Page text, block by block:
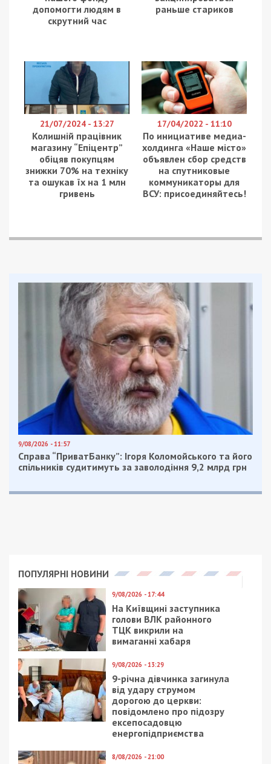
допомогти людям в
скрутний час
раньше стариков
21/07/2024 - 13:27
Колишній працівник
магазину “Епіцентр”
обіцяв покупцям
знижки 70% на техніку
та ошукав їх на 1 млн
гривень
17/04/2022 - 11:10
По инициативе медиа-
холдинга «Наше місто»
объявлен сбор средств
на спутниковые
коммуникаторы для
ВСУ: присоединяйтесь!
9/08/2026 - 11:57
Справа “ПриватБанку”: Ігоря Коломойського та його
спільників судитимуть за заволодіння 9,2 млрд грн
ПОПУЛЯРНІ НОВИНИ
9/08/2026 - 17:44
На Київщині заступника
голови ВЛК районного
ТЦК викрили на
вимаганні хабаря
9/08/2026 - 13:29
9-річна дівчинка загинула
від удару струмом
дорогою до церкви:
повідомлено про підозру
ексепосадовцю
енергопідприємства
8/08/2026 - 21:00